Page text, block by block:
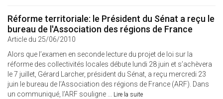
Réforme territoriale: le Président du Sénat a reçu le
bureau de l'Association des régions de France
Article du 25/06/2010
Alors que l’examen en seconde lecture du projet de loi sur la
réforme des collectivités locales débute lundi 28 juin et s’achèvera
le 7 juillet, Gérard Larcher, président du Sénat, a reçu mercredi 23
juin le bureau de l’Association des régions de France (ARF). Dans
un communiqué, l’ARF souligne ... Lire la suite